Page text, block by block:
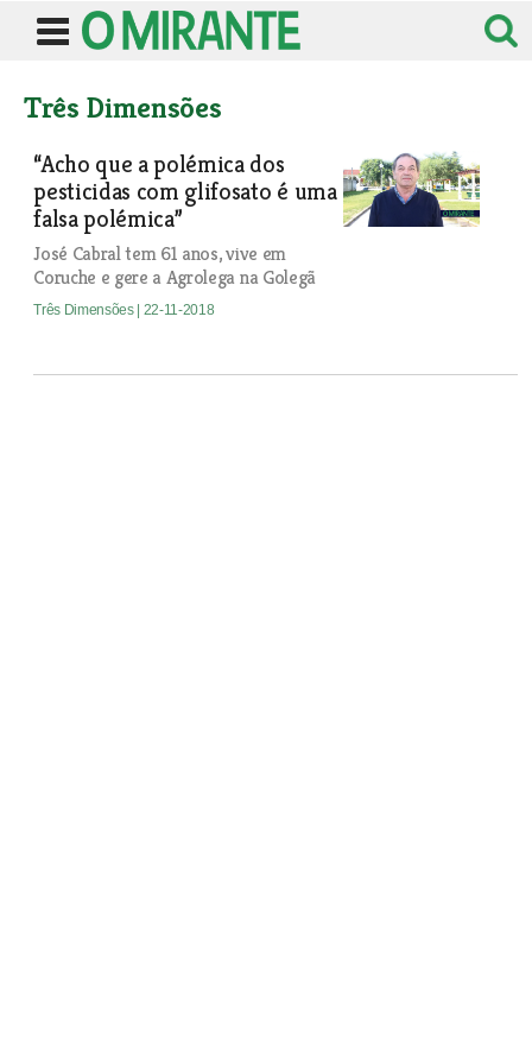
Três Dimensões
“Acho que a polémica dos
pesticidas com glifosato é uma
falsa polémica”
José Cabral tem 61 anos, vive em
Coruche e gere a Agrolega na Golegã
Três Dimensões | 22-11-2018